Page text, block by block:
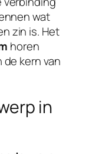
wat
zin is. Het
horen
de kern van
in